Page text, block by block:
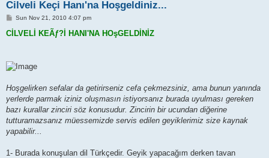
Cilveli Keçi Hanı'na Hoşgeldiniz...
P
s
Sun Nov 21, 2010 4:07 pm
CİLVELİ KEÃƒ?İ HANI'NA HOşGELDİNİZ
Hoşgelirken sefalar da getirirseniz cefa çekmezsiniz, ama bunun yanında
yerlerde parmak iziniz oluşmasın istiyorsanız burada uyulması gereken
bazı kurallar zinciri söz konusudur. Zincirin bir ucundan diğerine
tutturamazsanız müessemizde servis edilen geyiklerimiz size kaynak
yapabilir...
1- Burada konuşulan dil Türkçedir. Geyik yapacağım derken tavan